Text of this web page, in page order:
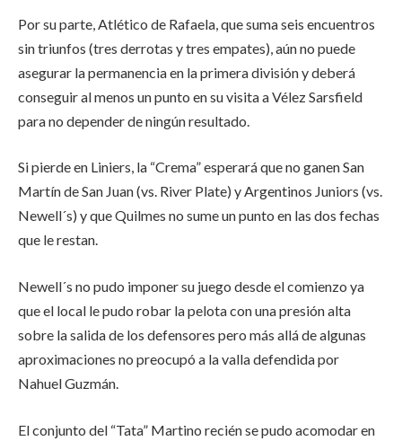
Por su parte, Atlético de Rafaela, que suma seis encuentros
sin triunfos (tres derrotas y tres empates), aún no puede
asegurar la permanencia en la primera división y deberá
conseguir al menos un punto en su visita a Vélez Sarsfield
para no depender de ningún resultado.
Si pierde en Liniers, la “Crema” esperará que no ganen San
Martín de San Juan (vs. River Plate) y Argentinos Juniors (vs.
Newell´s) y que Quilmes no sume un punto en las dos fechas
que le restan.
Newell´s no pudo imponer su juego desde el comienzo ya
que el local le pudo robar la pelota con una presión alta
sobre la salida de los defensores pero más allá de algunas
aproximaciones no preocupó a la valla defendida por
Nahuel Guzmán.
El conjunto del “Tata” Martino recién se pudo acomodar en